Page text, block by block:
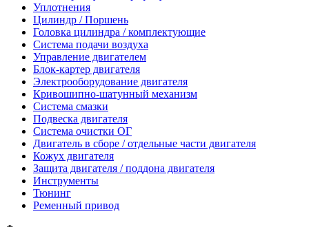
Уплотнения
Цилиндр / Поршень
Головка цилиндра / комплектующие
Система подачи воздуха
Управление двигателем
Блок-картер двигателя
Электрооборудование двигателя
Кривошипно-шатунный механизм
Система смазки
Подвеска двигателя
Система очистки ОГ
Двигатель в сборе / отдельные части двигателя
Кожух двигателя
Защита двигателя / поддона двигателя
Инструменты
Тюнинг
Ременный привод